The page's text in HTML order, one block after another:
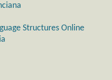
Structures Online